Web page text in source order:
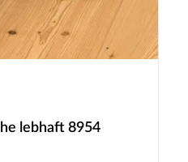
lebhaft 8954